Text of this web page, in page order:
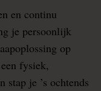
en continu
je persoonlijk
op
fysiek,
stap je ’s ochtends